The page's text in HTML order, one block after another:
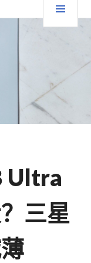
Ultra
三星